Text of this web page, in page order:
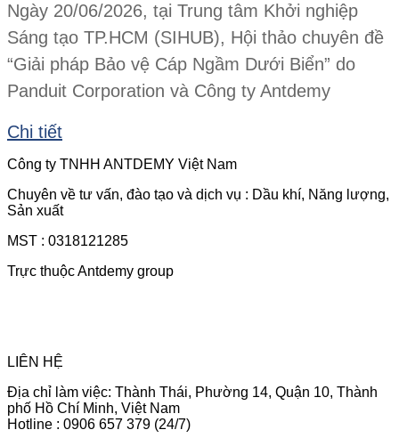
Ngày 20/06/2026, tại Trung tâm Khởi nghiệp
Sáng tạo TP.HCM (SIHUB), Hội thảo chuyên đề
“Giải pháp Bảo vệ Cáp Ngầm Dưới Biển” do
Panduit Corporation và Công ty Antdemy
Chi tiết
Công ty TNHH ANTDEMY Việt Nam
Chuyên về tư vấn, đào tạo và dịch vụ : Dầu khí, Năng lượng,
Sản xuất
MST : 0318121285
Trực thuộc Antdemy group
LIÊN HỆ
Địa chỉ làm việc: Thành Thái, Phường 14, Quận 10, Thành
phố Hồ Chí Minh, Việt Nam
Hotline : 0906 657 379 (24/7)